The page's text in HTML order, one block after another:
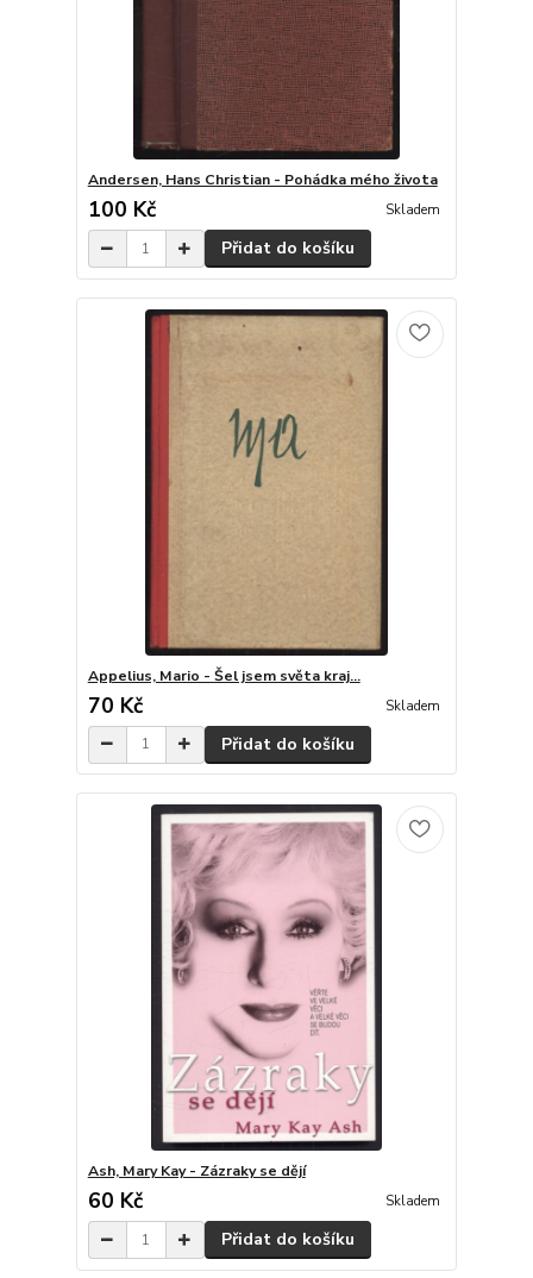
Andersen, Hans Christian - Pohádka mého života
100 Kč Skladem
Přidat do košíku
Appelius, Mario - Šel jsem světa kraj...
70 Kč Skladem
Přidat do košíku
Ash, Mary Kay - Zázraky se dějí
60 Kč Skladem
Přidat do košíku